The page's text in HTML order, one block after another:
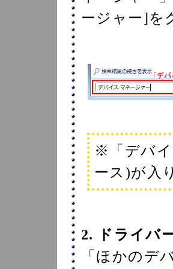
ージャー]を
※「デバイ
ース)が入
2. ドライバ
「ほかのデ